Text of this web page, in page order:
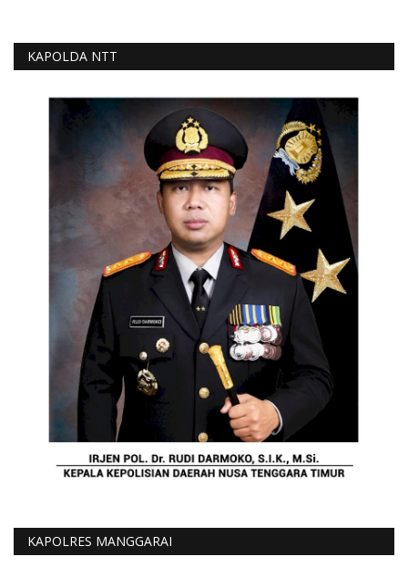
KAPOLDA NTT
KAPOLRES MANGGARAI